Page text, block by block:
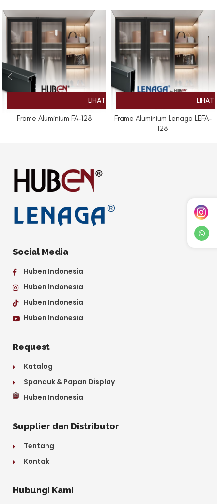
Frame Aluminium FA-128
Frame Aluminium Lenaga LEFA-
128
Social Media
Huben Indonesia
Huben Indonesia
Huben Indonesia
Huben Indonesia
Request
Katalog
Spanduk & Papan Display
Huben Indonesia
Supplier dan Distributor
Tentang
Kontak
Hubungi Kami